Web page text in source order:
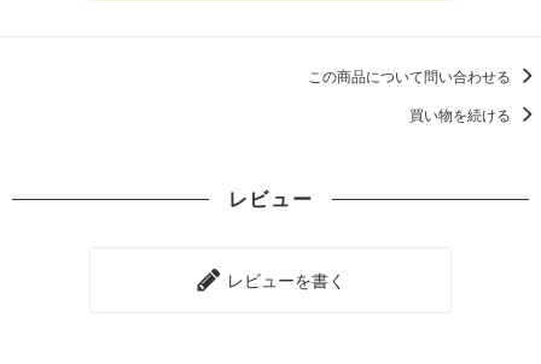
この商品について問い合わせる
買い物を続ける
レビュー
レビューを書く